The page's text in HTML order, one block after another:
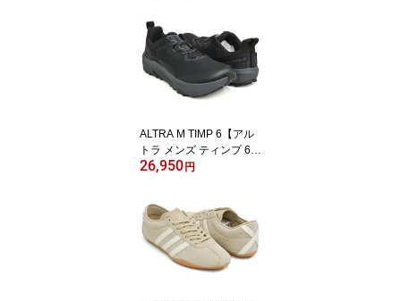
ントワン】【榧野 ロニ
ー・ファイグ Ronnie Fie
g KITH】【ランニング ス
ニーカー シューズ メン
ズ ウィメンズ ホワイト
シルバー】WHITE / DOL
ALTRA M TIMP 6【アル
トラ メンズ ティンプ 6】
【トレイル ランニング
フットシェイプ ブラッ
ク】BLACK / BLACK
26,950円